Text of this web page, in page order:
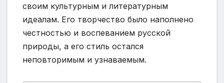
своим культурным и литературным
идеалам. Его творчество было наполнено
честностью и воспеванием русской
природы, а его стиль остался
неповторимым и узнаваемым.